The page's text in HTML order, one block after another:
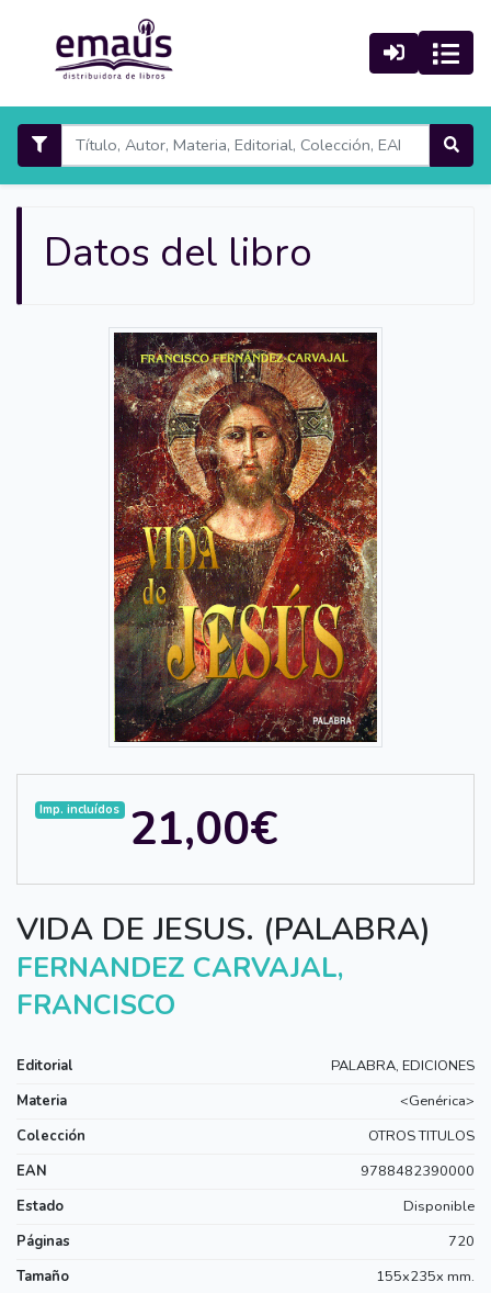
Datos del libro
VIDA DE JESUS. (PALABRA)
FERNANDEZ CARVAJAL,
FRANCISCO
Editorial
PALABRA, EDICIONES
Materia
<Genérica>
Colección
OTROS TITULOS
EAN
9788482390000
Estado
Disponible
Páginas
720
Tamaño
155x235x mm.
Imp. incluídos 21,00€